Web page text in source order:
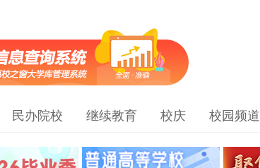
民办院校 继续教育 校庆 校园频道